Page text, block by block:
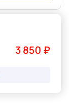
3 850 ₽